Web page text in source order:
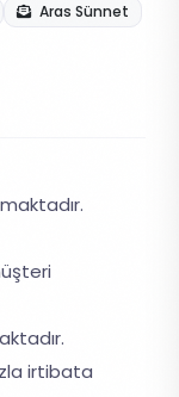
Aras Sünnet
irtibata